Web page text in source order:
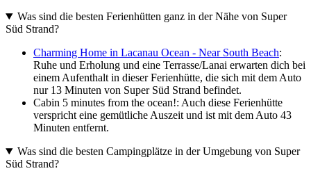
Was sind die besten Ferienhütten ganz in der Nähe von Super
Süd Strand?
Charming Home in Lacanau Ocean - Near South Beach:
Ruhe und Erholung und eine Terrasse/Lanai erwarten dich bei
einem Aufenthalt in dieser Ferienhütte, die sich mit dem Auto
nur 13 Minuten von Super Süd Strand befindet.
Cabin 5 minutes from the ocean!: Auch diese Ferienhütte
verspricht eine gemütliche Auszeit und ist mit dem Auto 43
Minuten entfernt.
Was sind die besten Campingplätze in der Umgebung von Super
Süd Strand?